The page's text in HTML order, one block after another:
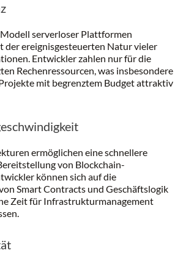
serverloser Plattformen
der ereignisgesteuerten Natur vieler
Entwickler zahlen nur für die
Rechenressourcen, was insbesondere
mit begrenztem Budget attraktiv
ermöglichen eine schnellere
von Blockchain-
können sich auf die
Smart Contracts und Geschäftslogik
Zeit für Infrastrukturmanagement